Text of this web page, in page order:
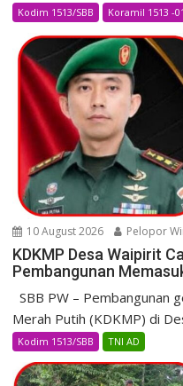
Kodim 1513/SBB Koramil 1513 -
10 August 2026 Pelopor
KDKMP Desa Waipirit
Pembangunan
SBB PW – Pembangunan
Merah Putih (KDKMP) di
Kodim 1513/SBB TNI AD